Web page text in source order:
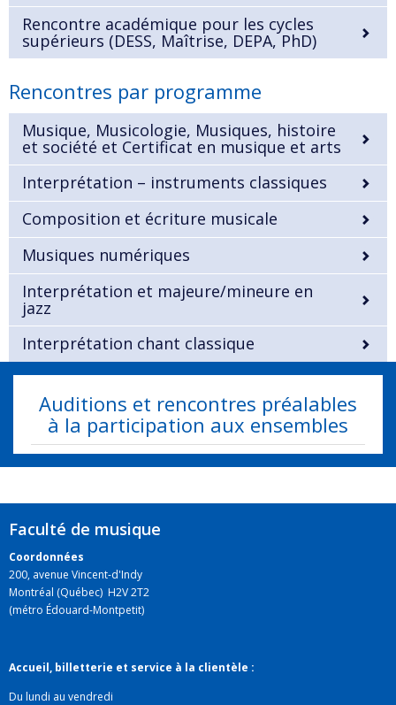
Rencontre académique pour les cycles
supérieurs (DESS, Maîtrise, DEPA, PhD)
Rencontres par programme
Musique, Musicologie, Musiques, histoire
et société et Certificat en musique et arts
Interprétation – instruments classiques
Composition et écriture musicale
Musiques numériques
Interprétation et majeure/mineure en
jazz
Interprétation chant classique
Auditions et rencontres préalables
à la participation aux ensembles
Faculté de musique
Coordonnées
200, avenue Vincent-d'Indy
Montréal (Québec) H2V 2T2
(métro Édouard-Montpetit)
Accueil, billetterie et service à la clientèle :
Du lundi au vendredi